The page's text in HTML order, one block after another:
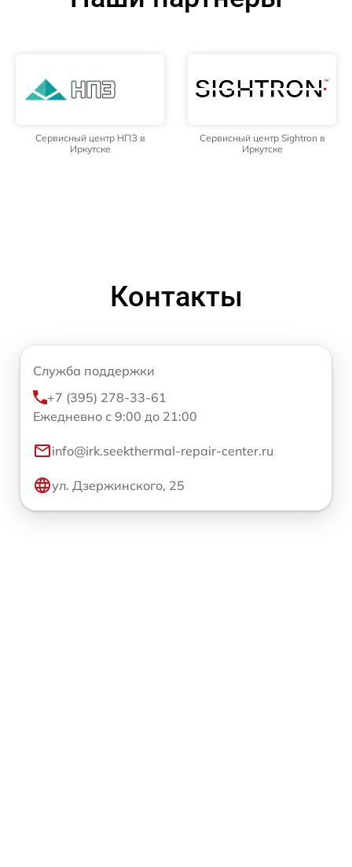
Сервисный центр НПЗ в
Иркутске
Сервисный центр Sightron в
Иркутске
Контакты
Служба поддержки
+7 (395) 278-33-61
Ежедневно с 9:00 до 21:00
info@irk.seekthermal-repair-center.ru
ул. Дзержинского, 25